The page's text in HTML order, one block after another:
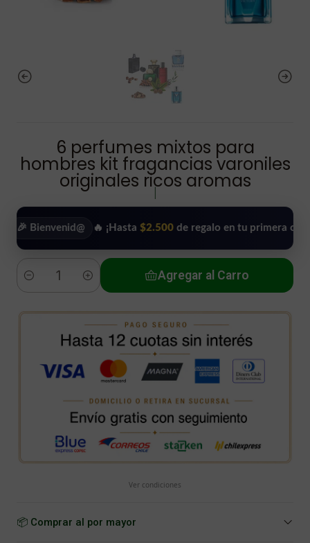
6 perfumes mixtos para
hombres kit fragancias varoniles
originales ricos aromas
🔥 ¡Hasta$2.500de regalo en tu primera compra! •
Cantidad
Agregar al Carro
Ver condiciones
📦 Comprar al por mayor